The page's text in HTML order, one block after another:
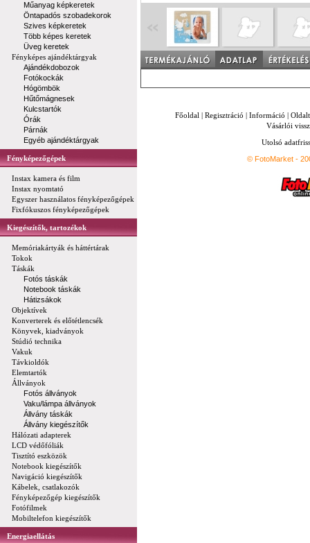
Műanyag képkeretek
Öntapadós szobadekorok
Szives képkeretek
Több képes keretek
Üveg keretek
Fényképes ajándéktárgyak
Ajándékdobozok
Fotókockák
Hógömbök
Hűtőmágnesek
Kulcstartók
Órák
Párnák
Egyéb ajándéktárgyak
Fényképezőgépek
Instax kamera és film
Instax nyomtató
Egyszer használatos fényképezőgépek
Fixfókuszos fényképezőgépek
Kiegészítők, tartozékok
Memóriakártyák és háttértárak
Tokok
Táskák
Fotós táskák
Notebook táskák
Hátizsákok
Objektívek
Konverterek és előtétlencsék
Könyvek, kiadványok
Stúdió technika
Vakuk
Távkioldók
Elemtartók
Állványok
Fotós állványok
Vaku/lámpa állványok
Állvány táskák
Állvány kiegészítők
Hálózati adapterek
LCD védőfóliák
Tisztító eszközök
Notebook kiegészítők
Navigáció kiegészítők
Kábelek, csatlakozók
Fényképezőgép kiegészítők
Fotófilmek
Mobiltelefon kiegészítők
Energiaellátás
Főoldal | Regisztráció | Információ |
Vásárlói
Utolsó
© FotoMarket -